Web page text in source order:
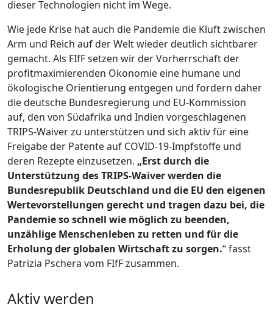
dieser Technologien nicht im Wege.
Wie jede Krise hat auch die Pandemie die Kluft zwischen
Arm und Reich auf der Welt wieder deutlich sichtbarer
gemacht. Als FIfF setzen wir der Vorherrschaft der
profitmaximierenden Ökonomie eine humane und
ökologische Orientierung entgegen und fordern daher
die deutsche Bundesregierung und EU-Kommission
auf, den von Südafrika und Indien vorgeschlagenen
TRIPS-Waiver zu unterstützen und sich aktiv für eine
Freigabe der Patente auf COVID-19-Impfstoffe und
deren Rezepte einzusetzen. „Erst durch die
Unterstützung des TRIPS-Waiver werden die
Bundesrepublik Deutschland und die EU den eigenen
Wertevorstellungen gerecht und tragen dazu bei, die
Pandemie so schnell wie möglich zu beenden,
unzählige Menschenleben zu retten und für die
Erholung der globalen Wirtschaft zu sorgen.“ fasst
Patrizia Pschera vom FIfF zusammen.
Aktiv werden